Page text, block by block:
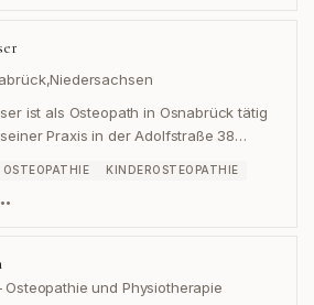
,Niedersachsen
ist als Osteopath in Osnabrück tätig
Praxis in der Adolfstraße 38
KINDEROSTEOPATHIE
Osteopathie und Physiotherapie